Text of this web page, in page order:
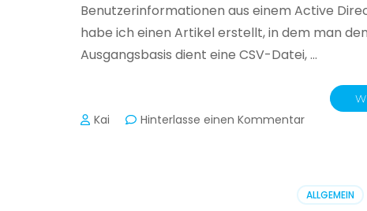
Benutzerinformationen aus einem Active
habe ich einen Artikel erstellt, in dem man
Ausgangsbasis dient eine CSV-Datei, …
Kai Hinterlasse einen Kommentarzu
Benutzer
aus
ALLGEMEIN